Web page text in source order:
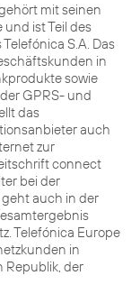
mit seinen
und ist Teil des
S.A. Das
in
sowie
GPRS- und
das
auch
zur
connect
bei der
auch in der
Telefónica Europe
in
Republik, der